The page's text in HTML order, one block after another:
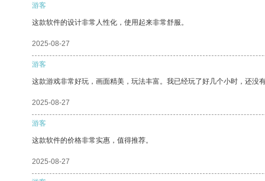
游客
这款软件的设计非常人性化，使用起来非常舒服。
2025-08-27
游客
这款游戏非常好玩，画面精美，玩法丰富。我已经玩了好几个小时，还没有
2025-08-27
游客
这款软件的价格非常实惠，值得推荐。
2025-08-27